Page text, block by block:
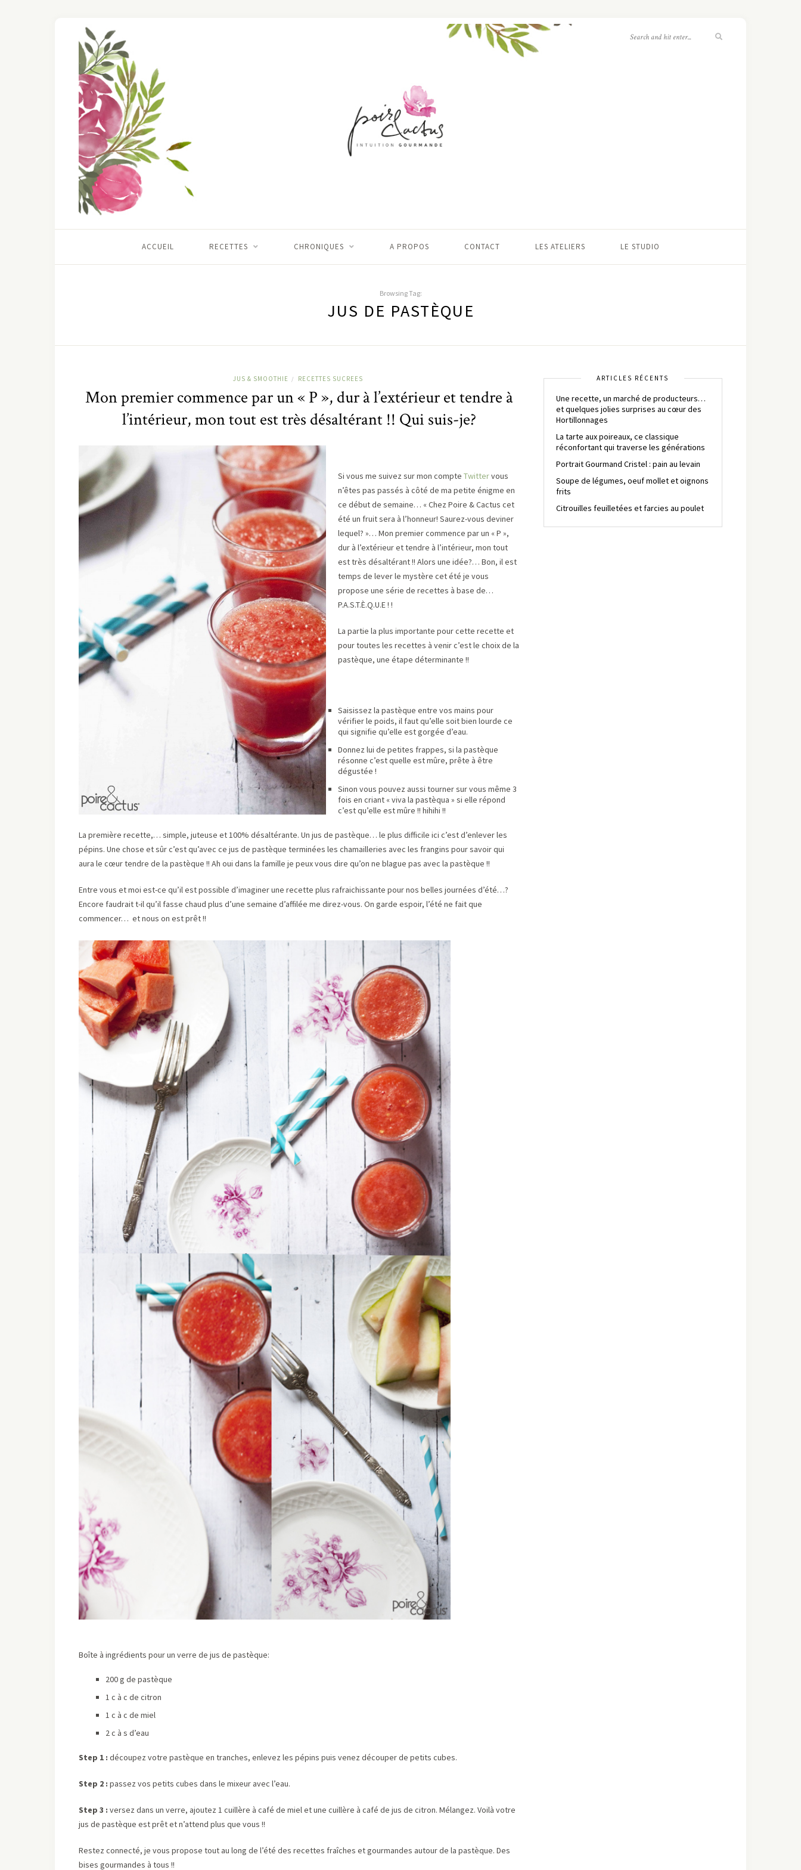
ACCUEIL RECETTES CHRONIQUES A PROPOS CONTACT LES ATELIERS LE STUDIO
Browsing Tag:
JUS DE PASTÈQUE
JUS & SMOOTHIE / RECETTES SUCREES
Mon premier commence par un « P », dur à l’extérieur et tendre à
l’intérieur, mon tout est très désaltérant !! Qui suis-je?
Si vous me suivez sur mon compte Twittervous
n’êtes pas passés à côté de ma petite énigme en
ce début de semaine… « Chez Poire & Cactus cet
été un fruit sera à l’honneur! Saurez-vous deviner
lequel? »… Mon premier commence par un « P »,
dur à l’extérieur et tendre à l’intérieur, mon tout
est très désaltérant !! Alors une idée?… Bon, il est
temps de lever le mystère cet été je vous
propose une série de recettes à base de…
P.A.S.T.È.Q.U.E ! !
La partie la plus importante pour cette recette et
pour toutes les recettes à venir c’est le choix de la
pastèque, une étape déterminante !!
Saisissez la pastèque entre vos mains pour
vérifier le poids, il faut qu’elle soit bien lourde ce
qui signifie qu’elle est gorgée d’eau.
Donnez lui de petites frappes, si la pastèque
résonne c’est quelle est mûre, prête à être
dégustée !
Sinon vous pouvez aussi tourner sur vous même 3
fois en criant « viva la pastèqua » si elle répond
c’est qu’elle est mûre !! hihihi !!
La première recette,… simple, juteuse et 100% désaltérante. Un jus de pastèque… le plus difficile ici c’est d’enlever les
pépins. Une chose et sûr c’est qu’avec ce jus de pastèque terminées les chamailleries avec les frangins pour savoir qui
aura le cœur tendre de la pastèque !! Ah oui dans la famille je peux vous dire qu’on ne blague pas avec la pastèque !!
Entre vous et moi est-ce qu’il est possible d’imaginer une recette plus rafraichissante pour nos belles journées d’été…?
Encore faudrait t-il qu’il fasse chaud plus d’une semaine d’affilée me direz-vous. On garde espoir, l’été ne fait que
commencer… et nous on est prêt !!
Boîte à ingrédients pour un verre de jus de pastèque:
200 g de pastèque
1 c à c de citron
1 c à c de miel
2 c à s d’eau
Step 1 : découpez votre pastèque en tranches, enlevez les pépins puis venez découper de petits cubes.
Step 2 : passez vos petits cubes dans le mixeur avec l’eau.
Step 3 : versez dans un verre, ajoutez 1 cuillère à café de miel et une cuillère à café de jus de citron. Mélangez. Voilà votre
jus de pastèque est prêt et n’attend plus que vous !!
Restez connecté, je vous propose tout au long de l’été des recettes fraîches et gourmandes autour de la pastèque. Des
bises gourmandes à tous !!
ARTICLES RÉCENTS
Une recette, un marché de producteurs…
et quelques jolies surprises au cœur des
Hortillonnages
La tarte aux poireaux, ce classique
réconfortant qui traverse les générations
Portrait Gourmand Cristel : pain au levain
Soupe de légumes, oeuf mollet et oignons
frits
Citrouilles feuilletées et farcies au poulet